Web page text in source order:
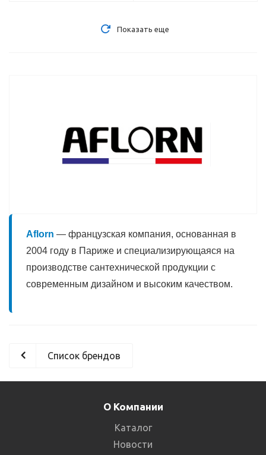
Aflorn — французская компания, основанная в
2004 году в Париже и специализирующаяся на
производстве сантехнической продукции с
современным дизайном и высоким качеством.
Показать еще
Список брендов
О Компании
Каталог
Новости